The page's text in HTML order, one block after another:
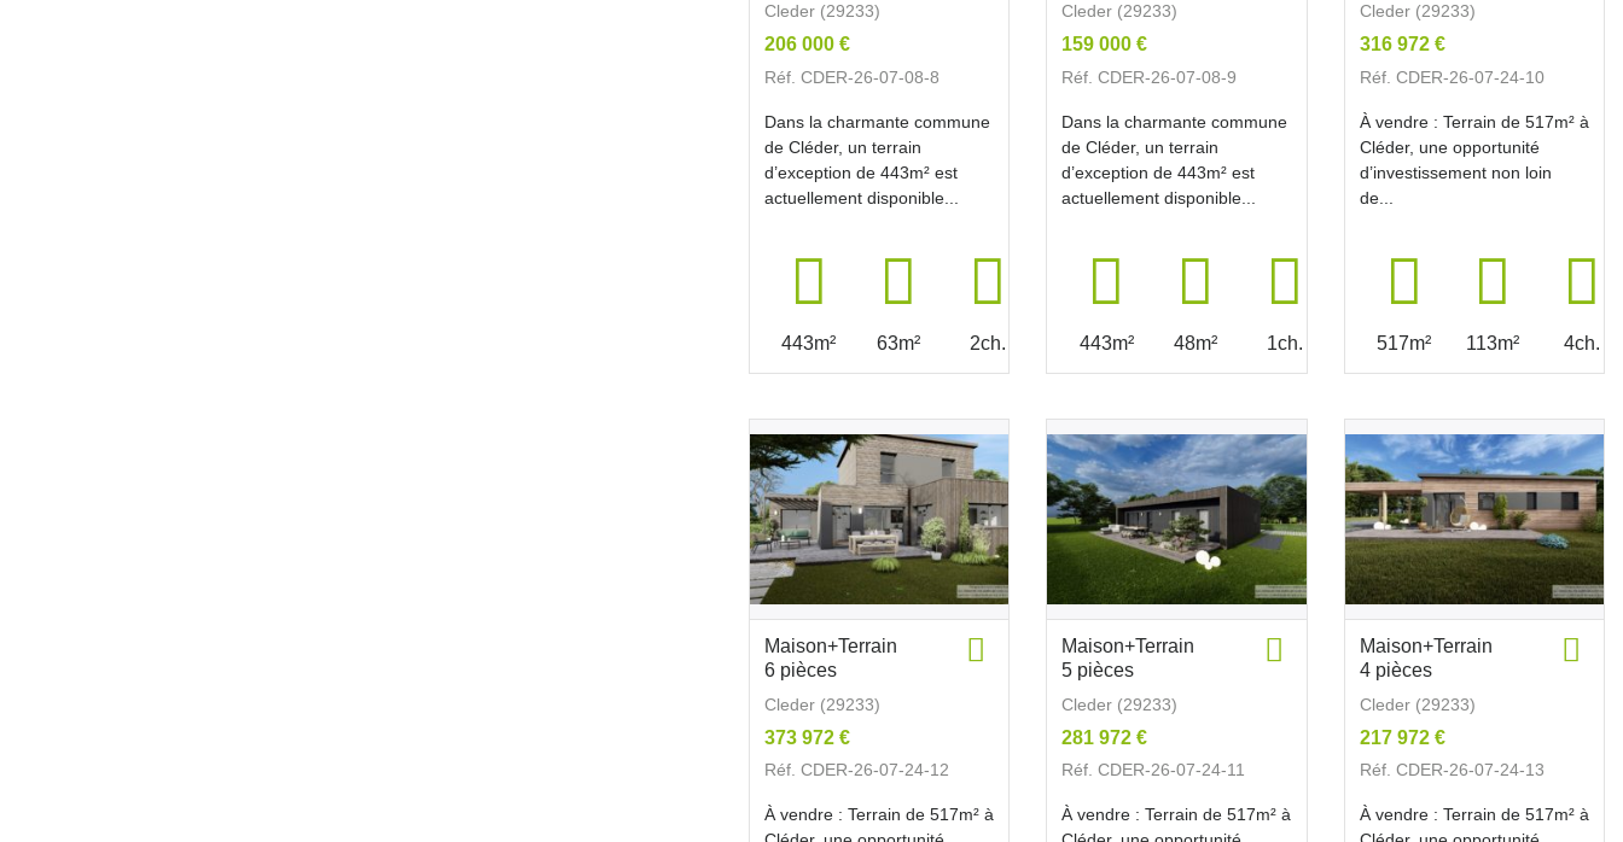
Cleder (29233)
206 000 €
Réf. CDER-26-07-08-8
Dans la charmante commune
de Cléder, un terrain
d’exception de 443m² est
actuellement disponible...
443m² 63m² 2ch.
Cleder (29233)
159 000 €
Réf. CDER-26-07-08-9
Dans la charmante commune
de Cléder, un terrain
d’exception de 443m² est
actuellement disponible...
443m² 48m² 1ch.
Cleder (29233)
316 972 €
Réf. CDER-26-07-24-10
À vendre : Terrain de 517m² à
Cléder, une opportunité
d’investissement non loin
de...
517m² 113m² 4ch.
Maison+Terrain
6 pièces
Cleder (29233)
373 972 €
Réf. CDER-26-07-24-12
À vendre : Terrain de 517m² à
Maison+Terrain
5 pièces
Cleder (29233)
281 972 €
Réf. CDER-26-07-24-11
À vendre : Terrain de 517m² à
Maison+Terrain
4 pièces
Cleder (29233)
217 972 €
Réf. CDER-26-07-24-13
À vendre : Terrain de 517m² à